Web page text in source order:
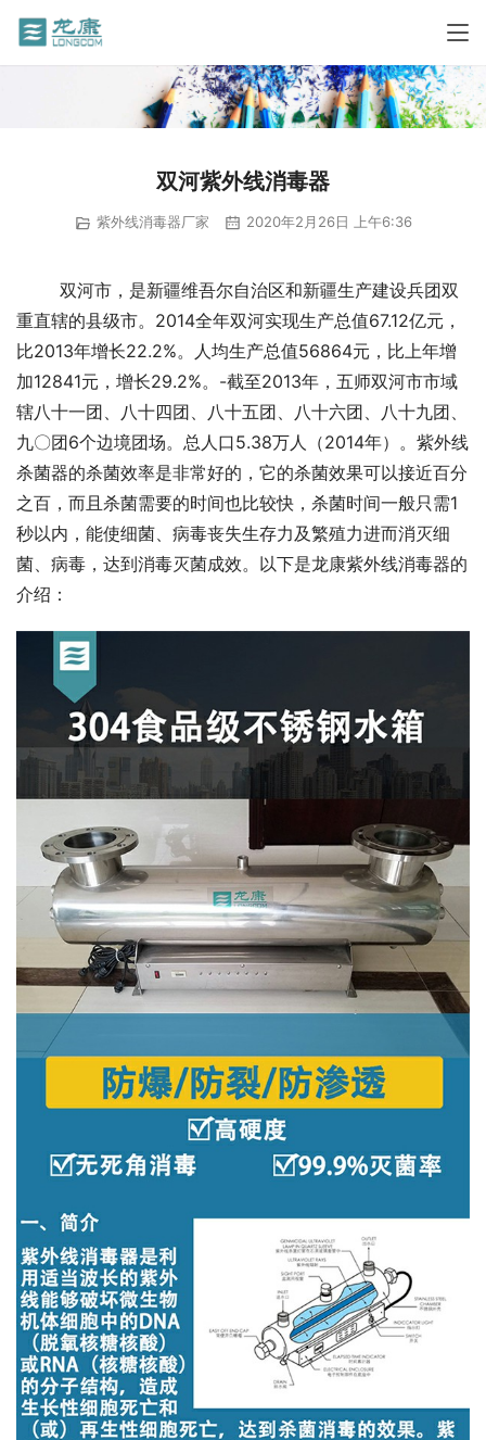
双河紫外线消毒器
紫外线消毒器厂家 2020年2月26日 上午6:36
双河市，是新疆维吾尔自治区和新疆生产建设兵团双
重直辖的县级市。2014全年双河实现生产总值67.12亿元，
比2013年增长22.2%。人均生产总值56864元，比上年增
加12841元，增长29.2%。-截至2013年，五师双河市市域
辖八十一团、八十四团、八十五团、八十六团、八十九团、
九〇团6个边境团场。总人口5.38万人（2014年）。紫外线
杀菌器的杀菌效率是非常好的，它的杀菌效果可以接近百分
之百，而且杀菌需要的时间也比较快，杀菌时间一般只需1
秒以内，能使细菌、病毒丧失生存力及繁殖力进而消灭细
菌、病毒，达到消毒灭菌成效。以下是龙康紫外线消毒器的
介绍：